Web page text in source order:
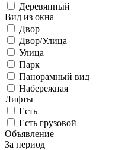
Деревянный
Вид из окна
Двор
Двор/Улица
Улица
Парк
Панорамный вид
Набережная
Лифты
Есть
Есть грузовой
Объявление
За период